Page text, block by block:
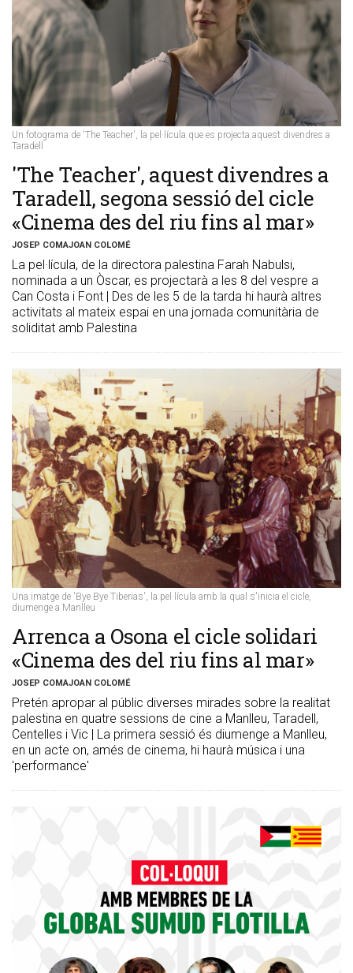
Un fotograma de 'The Teacher', la pel·lícula que es projecta aquest divendres a
Taradell
'The Teacher', aquest divendres a
Taradell, segona sessió del cicle
«Cinema des del riu fins al mar»
JOSEP COMAJOAN COLOMÉ
La pel·lícula, de la directora palestina Farah Nabulsi,
nominada a un Òscar, es projectarà a les 8 del vespre a
Can Costa i Font | Des de les 5 de la tarda hi haurà altres
activitats al mateix espai en una jornada comunitària de
soliditat amb Palestina
Una imatge de 'Bye Bye Tiberias', la pel·lícula amb la qual s'inicia el cicle,
diumenge a Manlleu
Arrenca a Osona el cicle solidari
«Cinema des del riu fins al mar»
JOSEP COMAJOAN COLOMÉ
Pretén apropar al públic diverses mirades sobre la realitat
palestina en quatre sessions de cine a Manlleu, Taradell,
Centelles i Vic | La primera sessió és diumenge a Manlleu,
en un acte on, amés de cinema, hi haurà música i una
'performance'